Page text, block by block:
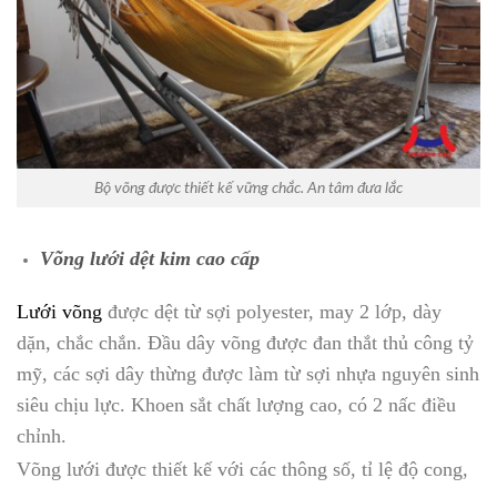
Bộ võng được thiết kế vững chắc. An tâm đưa lắc
Võng lưới dệt kim cao cấp
Lưới võng được dệt từ sợi polyester, may 2 lớp, dày
dặn, chắc chắn. Đầu dây võng được đan thắt thủ công tỷ
mỹ, các sợi dây thừng được làm từ sợi nhựa nguyên sinh
siêu chịu lực. Khoen sắt chất lượng cao, có 2 nấc điều
chỉnh.
Võng lưới được thiết kế với các thông số, tỉ lệ độ cong,